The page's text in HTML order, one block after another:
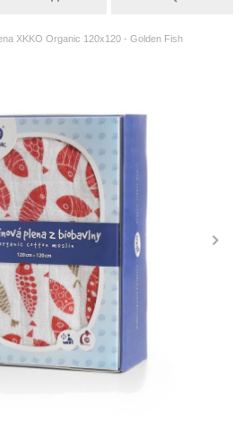
XKKO Organic 120x120 - Golden Fish